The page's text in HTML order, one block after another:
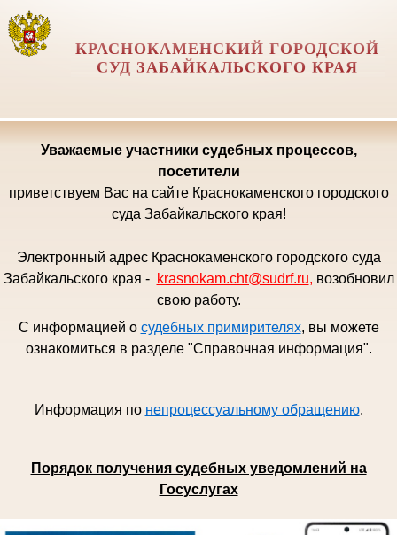
КРАСНОКАМЕНСКИЙ ГОРОДСКОЙ
СУД ЗАБАЙКАЛЬСКОГО КРАЯ
Уважаемые участники судебных процессов,
посетители
приветствуем Вас на сайте Краснокаменского городского
суда Забайкальского края!
Электронный адрес Краснокаменского городского суда
Забайкальского края - krasnokam.cht@sudrf.ru, возобновил
свою работу.
С информацией о судебных примирителях, вы можете
ознакомиться в разделе "Справочная информация".
Информация по непроцессуальному обращению.
Порядок получения судебных уведомлений на
Госуслугах